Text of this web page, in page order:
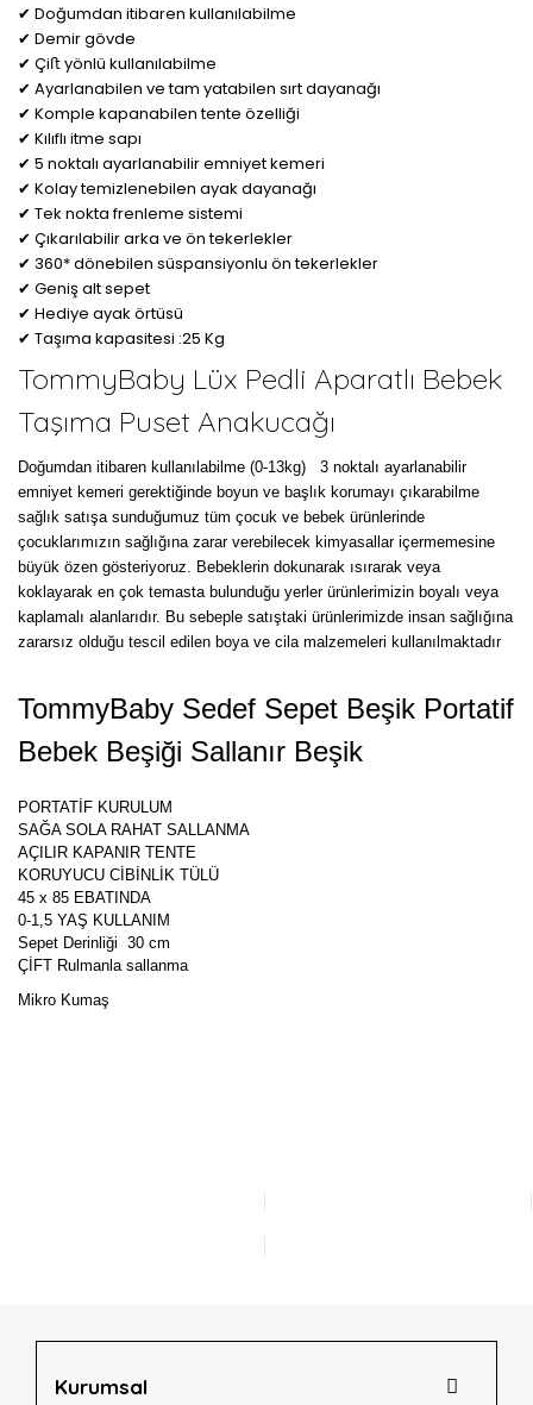
✔︎ Doğumdan itibaren kullanılabilme
✔︎ Demir gövde
✔︎ Çiﬅ yönlü kullanılabilme
✔︎ Ayarlanabilen ve tam yatabilen sırt dayanağı
✔︎ Komple kapanabilen tente özelliği
✔︎ Kılıflı itme sapı
✔︎ 5 noktalı ayarlanabilir emniyet kemeri
✔︎ Kolay temizlenebilen ayak dayanağı
✔︎ Tek nokta frenleme sistemi
✔︎ Çıkarılabilir arka ve ön tekerlekler
✔︎ 360* dönebilen süspansiyonlu ön tekerlekler
✔︎ Geniş alt sepet
✔︎ Hediye ayak örtüsü
✔︎ Taşıma kapasitesi :25 Kg
TommyBaby Lüx Pedli Aparatlı Bebek
Taşıma Puset Anakucağı
Doğumdan itibaren kullanılabilme (0-13kg) 3 noktalı ayarlanabilir
emniyet kemeri gerektiğinde boyun ve başlık korumayı çıkarabilme
sağlık satışa sunduğumuz tüm çocuk ve bebek ürünlerinde
çocuklarımızın sağlığına zarar verebilecek kimyasallar içermemesine
büyük özen gösteriyoruz. Bebeklerin dokunarak ısırarak veya
koklayarak en çok temasta bulunduğu yerler ürünlerimizin boyalı veya
kaplamalı alanlarıdır. Bu sebeple satıştaki ürünlerimizde insan sağlığına
zararsız olduğu tescil edilen boya ve cila malzemeleri kullanılmaktadır
TommyBaby Sedef Sepet Beşik Portatif
Bebek Beşiği Sallanır Beşik
PORTATİF KURULUM
SAĞA SOLA RAHAT SALLANMA
AÇILIR KAPANIR TENTE
KORUYUCU CİBİNLİK TÜLÜ
45 x 85 EBATINDA
0-1,5 YAŞ KULLANIM
Sepet Derinliği 30 cm
ÇİFT Rulmanla sallanma
Mikro Kumaş
Ürün açıklamasında eksik bilgiler bulunuyor.
Kurumsal